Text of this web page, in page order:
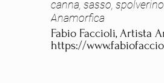
canna, sasso,
Anamorfica
Fabio Faccioli, Artista
https://